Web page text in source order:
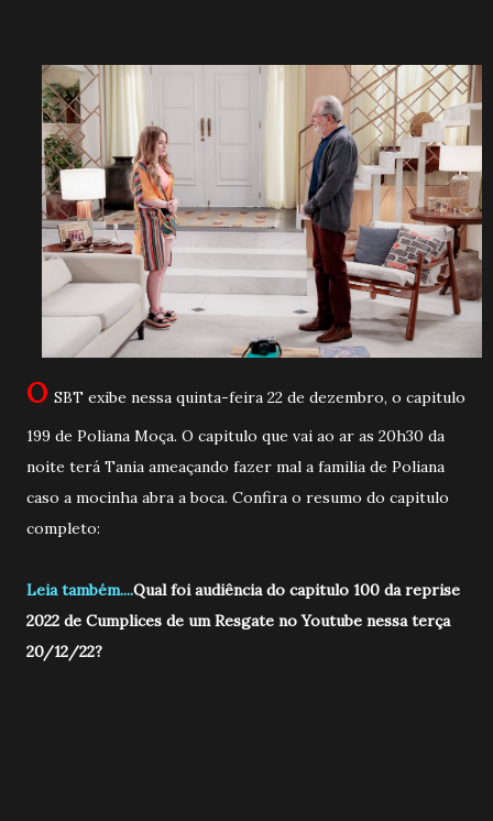
O SBT exibe nessa quinta-feira 22 de dezembro, o capitulo
199 de Poliana Moça. O capitulo que vai ao ar as 20h30 da
noite terá Tania ameaçando fazer mal a familia de Poliana
caso a mocinha abra a boca. Confira o resumo do capitulo
completo:
Leia também....Qual foi audiência do capitulo 100 da reprise
2022 de Cumplices de um Resgate no Youtube nessa terça
20/12/22?